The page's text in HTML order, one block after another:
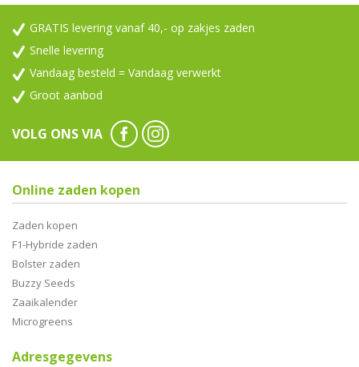
GRATIS levering vanaf 40,- op zakjes zaden
Snelle levering
Vandaag besteld = Vandaag verwerkt
Groot aanbod
VOLG ONS VIA
Online zaden kopen
Zaden kopen
F1-Hybride zaden
Bolster zaden
Buzzy Seeds
Zaaikalender
Microgreens
Adresgegevens